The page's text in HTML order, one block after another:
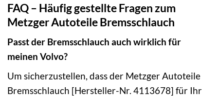
FAQ – Häufig gestellte Fragen zum
Metzger Autoteile Bremsschlauch
Passt der Bremsschlauch auch wirklich für
meinen Volvo?
Um sicherzustellen, dass der Metzger Autoteile
Bremsschlauch [Hersteller-Nr. 4113678] für Ihr